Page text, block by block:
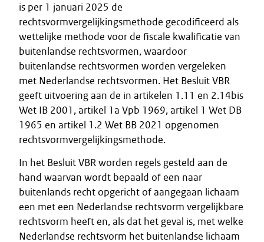
is per 1 januari 2025 de
rechtsvormvergelijkingsmethode gecodificeerd als
wettelijke methode voor de fiscale kwalificatie van
buitenlandse rechtsvormen, waardoor
buitenlandse rechtsvormen worden vergeleken
met Nederlandse rechtsvormen. Het Besluit VBR
geeft uitvoering aan de in artikelen 1.11 en 2.14bis
Wet IB 2001, artikel 1a Vpb 1969, artikel 1 Wet DB
1965 en artikel 1.2 Wet BB 2021 opgenomen
rechtsvormvergelijkingsmethode.
In het Besluit VBR worden regels gesteld aan de
hand waarvan wordt bepaald of een naar
buitenlands recht opgericht of aangegaan lichaam
een met een Nederlandse rechtsvorm vergelijkbare
rechtsvorm heeft en, als dat het geval is, met welke
Nederlandse rechtsvorm het buitenlandse lichaam